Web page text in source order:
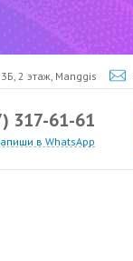
2 этаж, Manggis
317-61-61
в WhatsApp